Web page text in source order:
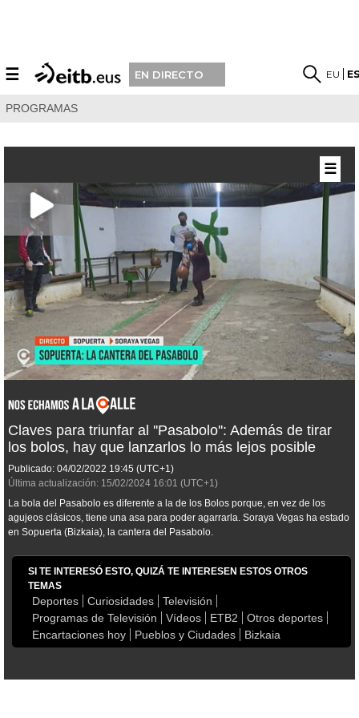
☰ EN DIRECTO EU
PROGRAMAS
Claves para triunfar al ''Pasabolo'': Además de tirar
los bolos, hay que lanzarlos lo más lejos posible
Publicado: 04/02/2022 19:45 (UTC+1)
Última actualización: 15/02/2024 16:01 (UTC+1)
La bola del Pasabolo es diferente a la de los Bolos porque, en vez de los
agujeos clásicos, tiene una asa para poder agarrarla. Soraya Vegas ha estado
en Sopuerta (Bizkaia), la cantera del Pasabolo.
SI TE INTERESÓ ESTO, QUIZÁ TE INTERESEN ESTOS OTROS
TEMAS
Deportes Curiosidades
Televisión
Programas de Televisión
Vídeos ETB2
Otros deportes
Encartaciones hoy
Pueblos y Ciudades Bizkaia
☰